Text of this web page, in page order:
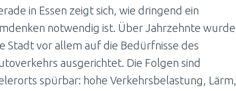
in Essen zeigt sich, wie dringend ein
notwendig ist. Über Jahrzehnte wurde
Stadt vor allem auf die Bedürfnisse des
ausgerichtet. Die Folgen sind
spürbar: hohe Verkehrsbelastung, Lärm,